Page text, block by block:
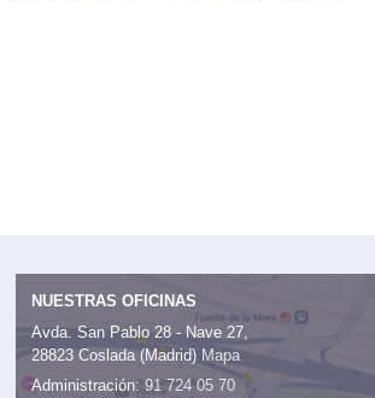
NUESTRAS OFICINAS
Avda. San Pablo 28 - Nave 27,
28823 Coslada (Madrid) Mapa
Administración: 91 724 05 70